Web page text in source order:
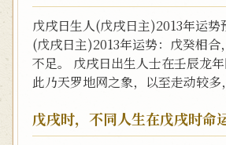
戊戌日生人(戊戌日主)2013年运势
(戊戌日主)2013年运势：戊癸相合
不足。 戊戌日出生人士在壬辰龙年
此乃天罗地网之象，以至走动较多
戊戌时，不同人生在戊戌时命